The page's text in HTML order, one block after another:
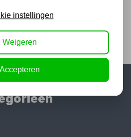
instellingen
Weigeren
Accepteren